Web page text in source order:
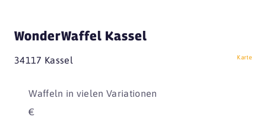
WonderWaffel Kassel
34117 Kassel Karte
Waffeln in vielen Variationen
€